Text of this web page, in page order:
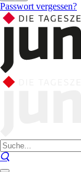
Passwort vergessen?